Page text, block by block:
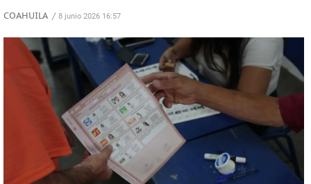
COAHUILA / 8 junio 2026 16:57